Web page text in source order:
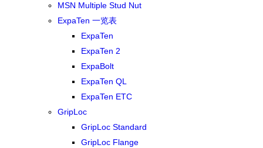
MSN Multiple Stud Nut
ExpaTen 一览表
ExpaTen
ExpaTen 2
ExpaBolt
ExpaTen QL
ExpaTen ETC
GripLoc
GripLoc Standard
GripLoc Flange